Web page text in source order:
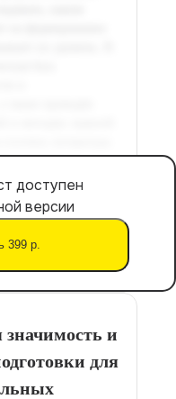
доступен
версии
399 р.
значимость и
для